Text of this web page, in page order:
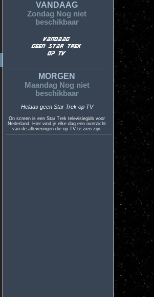
VANDAAG
Zondag Nog niet
beschikbaar
MORGEN
Maandag Nog niet
beschikbaar
Helaas geen Star Trek op TV
On screen is een Star Trek televisiegids voor
Nederland. Hier vind je elke dag een overzicht
van de afleveringen die op TV te zien zijn.